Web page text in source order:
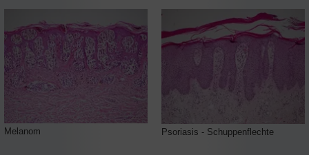
Melanom Psoriasis - Schuppenflechte